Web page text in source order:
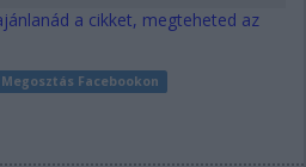
a cikket, megteheted az
Megosztás Facebookon